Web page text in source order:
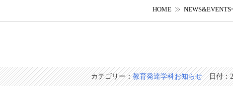
HOME NEWS&EVENTS
カテゴリー：教育発達学科お知らせ日付：